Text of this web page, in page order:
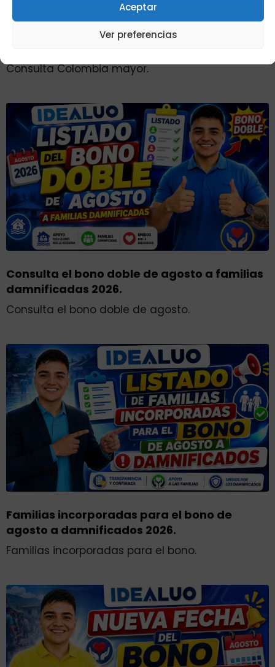
Aceptar
Ver preferencias
Consulta Colombia mayor y sus nuevos
Consulta Colombia mayor.
Consulta el bono doble de agosto a familias
damnificadas 2026.
Consulta el bono doble de agosto.
Familias incorporadas para el bono de
agosto a damnificados 2026.
Familias incorporadas para el bono.